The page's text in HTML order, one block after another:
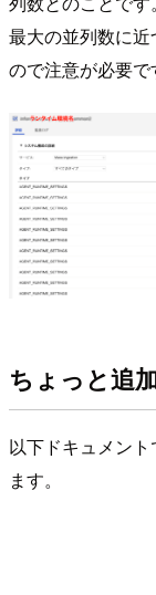
最大の並列数に
ので注意が必要で
ちょっと追
以下ドキュメン
ます。